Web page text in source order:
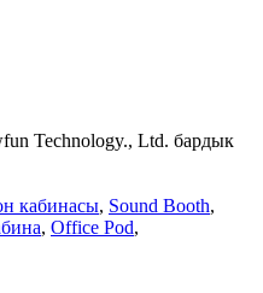
Technology., Ltd. бардык
кабинасы, Sound Booth,
, Office Pod,